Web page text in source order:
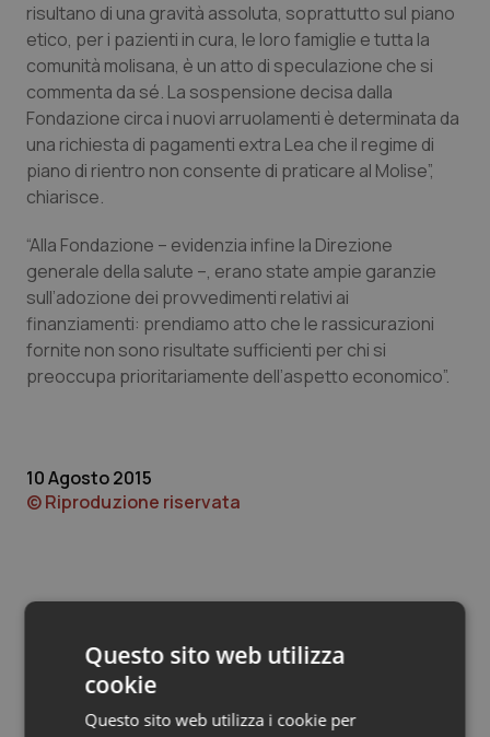
Sardegna
Sicilia
Toscana
Umbria
Valle D’Aosta
Veneto
Malattia di Crohn & Rettocolite Ulcerosa
Neuroscienze & patologie neurodegenerative
Obesità
Oftalmologia
Oncodermatologia
Oncoematologia
Oncologia & Nutrizione
Quotidiano Cardiologia
Quotidiano Pediatria
risultano di una gravità assoluta, soprattutto sul piano
etico, per i pazienti in cura, le loro famiglie e tutta la
comunità molisana, è un atto di speculazione che si
commenta da sé. La sospensione decisa dalla
Fondazione circa i nuovi arruolamenti è determinata da
una richiesta di pagamenti extra Lea che il regime di
piano di rientro non consente di praticare al Molise”,
chiarisce.
“Alla Fondazione – evidenzia infine la Direzione
generale della salute –, erano state ampie garanzie
sull’adozione dei provvedimenti relativi ai
finanziamenti: prendiamo atto che le rassicurazioni
fornite non sono risultate sufficienti per chi si
preoccupa prioritariamente dell’aspetto economico”.
10 Agosto 2015
© Riproduzione riservata
Potrebbe interessarti in
Molise
Questo sito web utilizza
cookie
Questo sito web utilizza i cookie per